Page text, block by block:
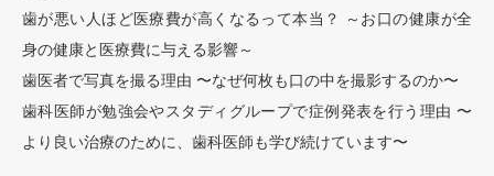
歯が悪い人ほど医療費が高くなるって本当？ ～お口の健康が全
身の健康と医療費に与える影響～
歯医者で写真を撮る理由 〜なぜ何枚も口の中を撮影するのか〜
歯科医師が勉強会やスタディグループで症例発表を行う理由 〜
より良い治療のために、歯科医師も学び続けています〜